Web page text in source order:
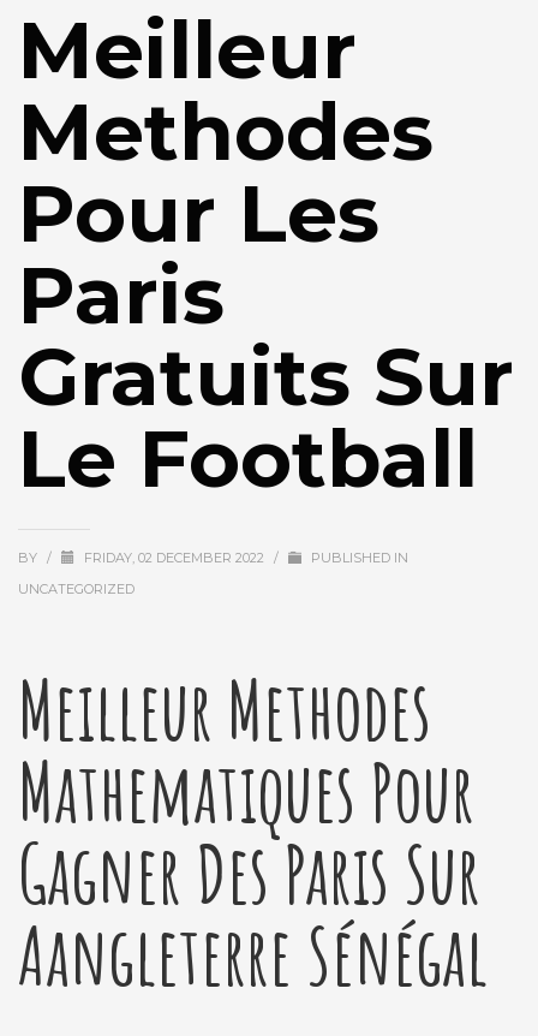
Meilleur
Methodes
Pour Les
Paris
Gratuits Sur
Le Football
BY / FRIDAY, 02 DECEMBER 2022 /
PUBLISHED IN
UNCATEGORIZED
Meilleur Methodes
Mathematiques Pour
Gagner Des Paris Sur
Aangleterre Sénégal